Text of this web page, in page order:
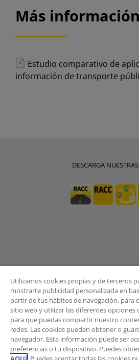
Más información
Estudio comparativo de
información de transporte
DESCARGA
BOLETÍN
Utilizamos cookies propias y de terceros
mostrarte publicidad personalizada en
partir de tus hábitos de navegación, para
sitio web y utilizar las diferentes opciones
para que puedas compartir nuestro
redes. Las cookies pueden obtener o
navegador. Esta información puede ser
preferencias o tu dispositivo. Puedes